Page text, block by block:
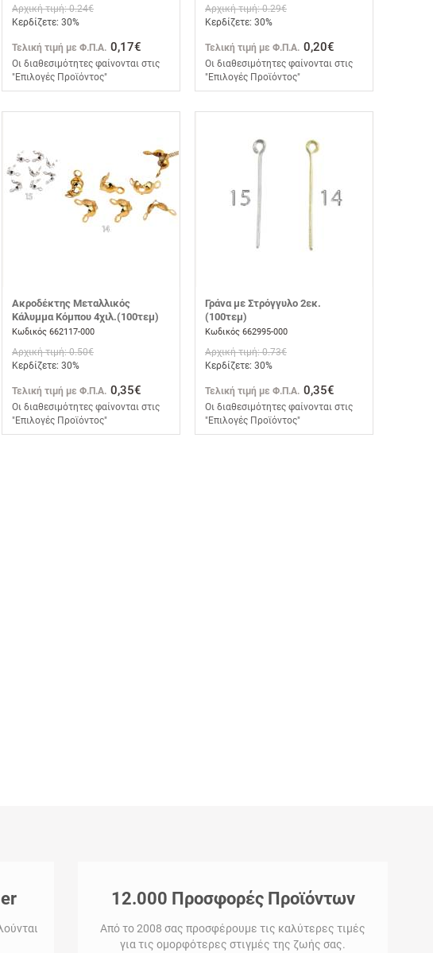
Αρχική τιμή: 0.24€
Κερδίζετε: 30%
Τελική τιμή με Φ.Π.Α. 0,17€
Οι διαθεσιμότητες φαίνονται στις
"Επιλογές Προϊόντος"
Αρχική τιμή: 0.29€
Κερδίζετε: 30%
Τελική τιμή με Φ.Π.Α. 0,20€
Οι διαθεσιμότητες φαίνονται στις
"Επιλογές Προϊόντος"
Ακροδέκτης Μεταλλικός
Κάλυμμα Κόμπου 4χιλ.(100τεμ)
Κωδικός 662117-000
Αρχική τιμή: 0.50€
Κερδίζετε: 30%
Τελική τιμή με Φ.Π.Α. 0,35€
Οι διαθεσιμότητες φαίνονται στις
"Επιλογές Προϊόντος"
Γράνα με Στρόγγυλο 2εκ.
(100τεμ)
Κωδικός 662995-000
Αρχική τιμή: 0.73€
Κερδίζετε: 30%
Τελική τιμή με Φ.Π.Α. 0,35€
Οι διαθεσιμότητες φαίνονται στις
"Επιλογές Προϊόντος"
12.000 Προσφορές Προϊόντων
Από το 2008 σας προσφέρουμε τις καλύτερες τιμές
για τις ομορφότερες στιγμές της ζωής σας.